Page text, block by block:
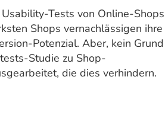
Tests von Online-Shops
Shops vernachlässigen ihre
Potenzial. Aber, kein Grund
Studie zu Shop-
die dies verhindern.